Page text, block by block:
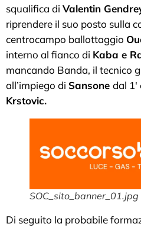
squalifica di Valentin
riprendere il suo posto sulla
centrocampo ballottaggio
interno al fianco di Kaba e
mancando Banda, il tecnico
all’impiego di Sansone dal
Krstovic.
SOC_sito_banner_01.jpg
Di seguito la probabile